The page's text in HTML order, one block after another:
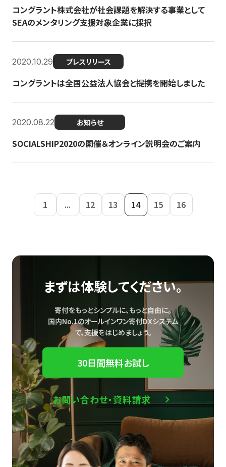
コングラント株式会社が社会課題を解決する事業として
SEAのメンタリング支援対象企業に採択
2020.10.29 プレスリリース
コングラントは全国公益法人協会と提携を開始しました
2020.08.22 お知らせ
SOCIALSHIP2020の開催＆オンライン説明会のご案内
1 ... 12 13 14 15 16
まずは体験してください。
寄付をもっとシンプルに、もっと自由に。
国内No.1のオールインワン寄付DXシステム
で、支援をはじめましょう。
30日間無料お試し
お問い合わせ・資料請求